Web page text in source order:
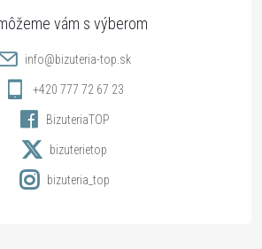
info@bizuteria-top.sk
+420 777 72 67 23
BizuteriaTOP
bizuterietop
bizuteria_top